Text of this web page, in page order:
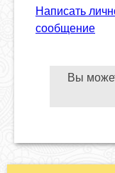
Написать
сообщение
Вы